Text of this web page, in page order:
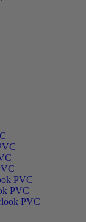
PVC
PVC
PVC